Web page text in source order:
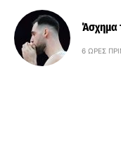
Άσχημα
6 ΏΡΕΣ